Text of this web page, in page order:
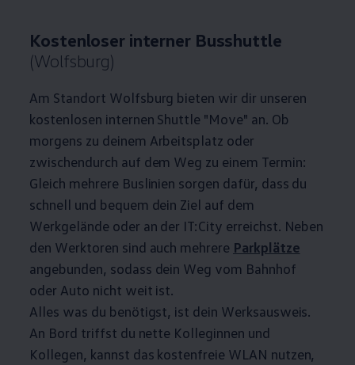
Kostenloser interner Busshuttle
(Wolfsburg)
Am Standort Wolfsburg bieten wir dir unseren
kostenlosen internen Shuttle "Move" an. Ob
morgens zu deinem Arbeitsplatz oder
zwischendurch auf dem Weg zu einem Termin:
Gleich mehrere Buslinien sorgen dafür, dass du
schnell und bequem dein Ziel auf dem
Werkgelände oder an der IT:City erreichst. Neben
den Werktoren sind auch mehrere Parkplätze
angebunden, sodass dein Weg vom Bahnhof
oder Auto nicht weit ist.
Alles was du benötigst, ist dein Werksausweis.
An Bord triffst du nette Kolleginnen und
Kollegen, kannst das kostenfreie WLAN nutzen,